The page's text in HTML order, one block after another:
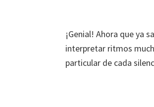
¡Genial! Ahora que ya
interpretar ritmos
particular de cada